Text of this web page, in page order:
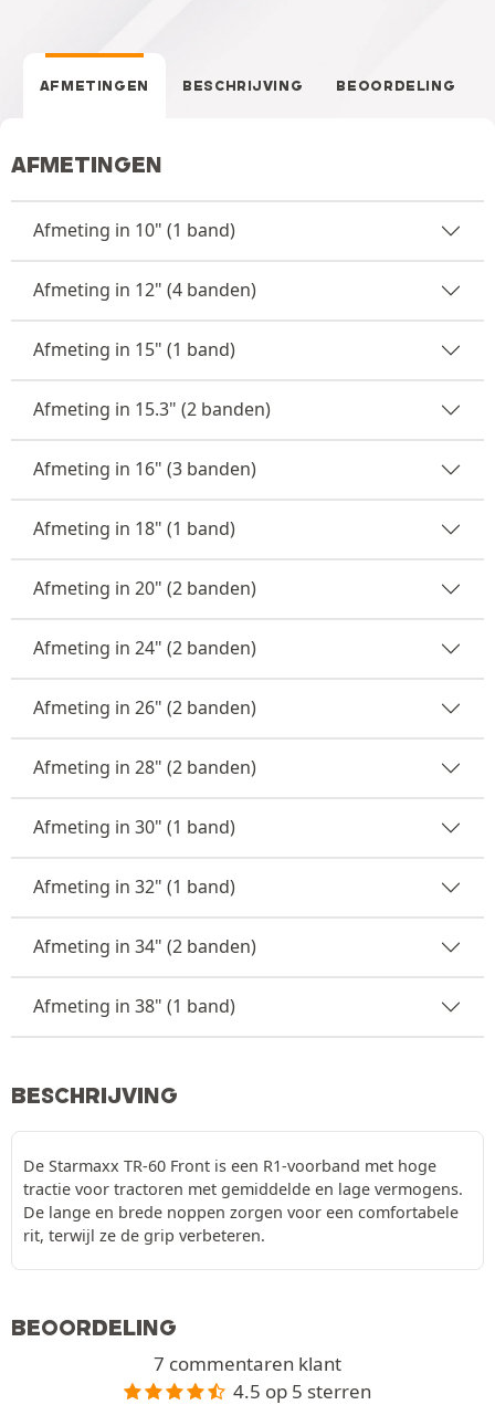
AFMETINGEN BESCHRIJVING BEOORDELING
AFMETINGEN
Afmeting in 10" (1 band)
Afmeting in 12" (4 banden)
Afmeting in 15" (1 band)
Afmeting in 15.3" (2 banden)
Afmeting in 16" (3 banden)
Afmeting in 18" (1 band)
Afmeting in 20" (2 banden)
Afmeting in 24" (2 banden)
Afmeting in 26" (2 banden)
Afmeting in 28" (2 banden)
Afmeting in 30" (1 band)
Afmeting in 32" (1 band)
Afmeting in 34" (2 banden)
Afmeting in 38" (1 band)
BESCHRIJVING
De Starmaxx TR-60 Front is een R1-voorband met hoge
tractie voor tractoren met gemiddelde en lage vermogens.
De lange en brede noppen zorgen voor een comfortabele
rit, terwijl ze de grip verbeteren.
BEOORDELING
7 commentaren klant
4.5 op 5 sterren